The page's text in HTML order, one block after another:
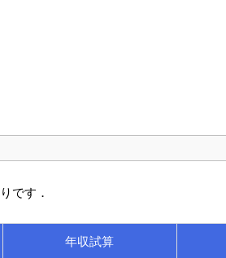
です．
年収試算